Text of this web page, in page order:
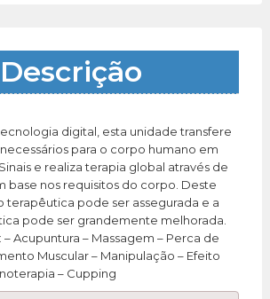
Descrição
digital, esta unidade transfere
para o corpo humano em
e realiza terapia global através de
base nos requisitos do corpo. Deste
terapêutica pode ser assegurada e a
pode ser grandemente melhorada.
– Acupuntura – Massagem – Perca de
Muscular – Manipulação – Efeito
– Cupping